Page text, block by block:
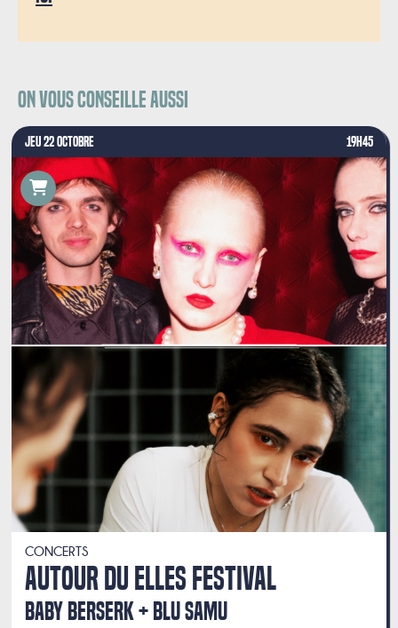
On vous conseille aussi
JEU 22 OCTOBRE 19H45
CONCERTS
AUTOUR DU ELLES FESTIVAL
BABY BERSERK BLU SAMU